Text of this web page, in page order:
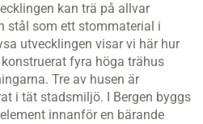
kan trä på allvar
stål som ett stommaterial i
utvecklingen visar vi här hur
fyra höga trähus
Tre av husen är
i tät stadsmiljö. I Bergen byggs
innanför en bärande